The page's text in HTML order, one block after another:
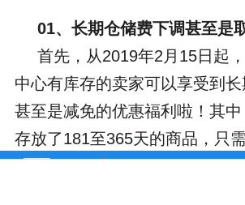
01、长期仓储费下调甚至是
首先，从2019年2月15日起
中心有库存的卖家可以享受到
甚至是减免的优惠福利啦！其
存放了181至365天的商品，只